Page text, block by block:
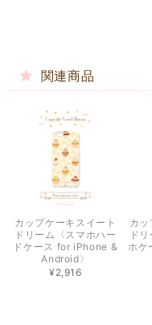
関連商品
カップケーキスイート
ドリーム〈スマホハー
ドケース for iPhone &
Android〉
¥2,916
カ
ド
ホケ